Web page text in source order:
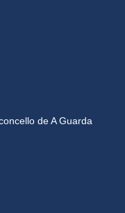
de A Guarda